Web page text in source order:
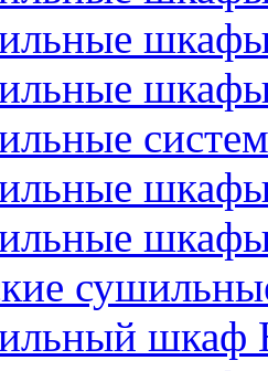
шкаф